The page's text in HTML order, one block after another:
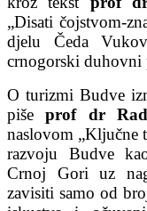
„Disati čojstvom-
djelu Čeda
crnogorski duhovni
O turizmi Budve
pišeprof dr
naslovom „Ključne
razvoju Budve
Crnoj Gori uz
zavisiti samo od